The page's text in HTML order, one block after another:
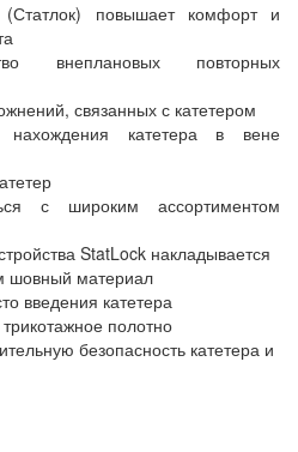
(Статлок) повышает комфорт и
внеплановых повторных
связанных с катетером
нахождения катетера в вене
с широким ассортиментом
StatLock накладывается
шовный материал
введения катетера
полотно
безопасность катетера и